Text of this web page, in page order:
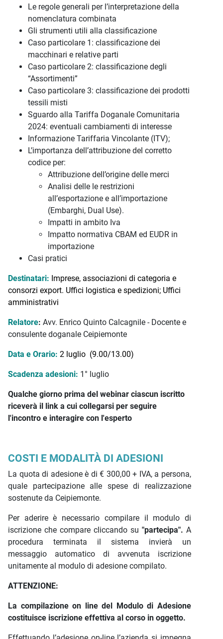
Le regole generali per l’interpretazione della
nomenclatura combinata
Gli strumenti utili alla classificazione
Caso particolare 1: classificazione dei
macchinari e relative parti
Caso particolare 2: classificazione degli
“Assortimenti”
Caso particolare 3: classificazione dei prodotti
tessili misti
Sguardo alla Tariffa Doganale Comunitaria
2024: eventuali cambiamenti di interesse
Informazione Tariffaria Vincolante (ITV);
L’importanza dell’attribuzione del corretto
codice per:
Attribuzione dell’origine delle merci
Analisi delle le restrizioni
all’esportazione e all’importazione
(Embarghi, Dual Use).
Impatti in ambito Iva
Impatto normativa CBAM ed EUDR in
importazione
Casi pratici
Destinatari: Imprese, associazioni di categoria e
consorzi export. Uffici logistica e spedizioni; Uffici
amministrativi
Relatore: Avv. Enrico Quinto Calcagnile - Docente e
consulente doganale Ceipiemonte
Data e Orario: 2 luglio (9.00/13.00)
Scadenza adesioni: 1° luglio
Qualche giorno prima del webinar ciascun iscritto
riceverà il link a cui collegarsi per seguire
l'incontro e interagire con l'esperto
COSTI E MODALITÀ DI ADESIONI
La quota di adesione è di € 300,00 + IVA, a persona,
quale partecipazione alle spese di realizzazione
sostenute da Ceipiemonte.
Per aderire è necessario compilare il modulo di
iscrizione che compare cliccando su "partecipa". A
procedura terminata il sistema invierà un
messaggio automatico di avvenuta iscrizione
unitamente al modulo di adesione compilato.
ATTENZIONE:
La compilazione on line del Modulo di Adesione
costituisce iscrizione effettiva al corso in oggetto.